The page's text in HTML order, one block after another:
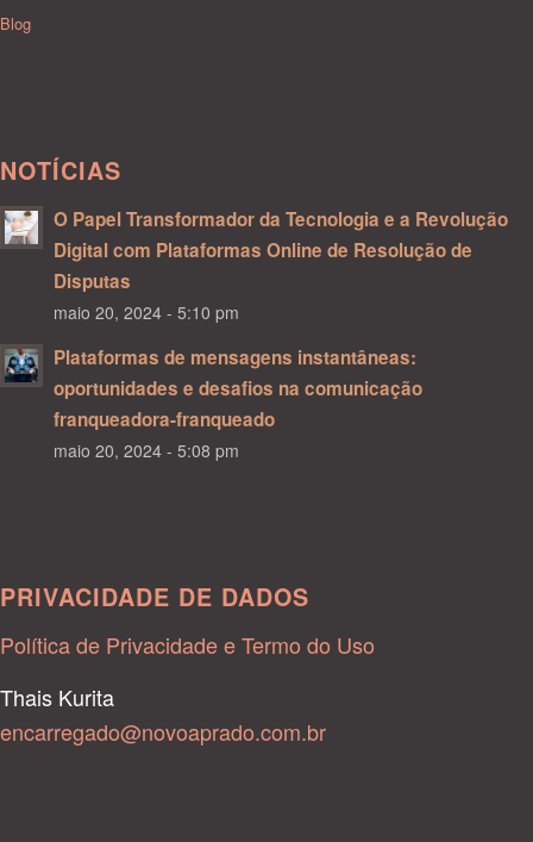
Blog
NOTÍCIAS
O Papel Transformador da Tecnologia e a Revolução
Digital com Plataformas Online de Resolução de
Disputas
maio 20, 2024 - 5:10 pm
Plataformas de mensagens instantâneas:
oportunidades e desafios na comunicação
franqueadora-franqueado
maio 20, 2024 - 5:08 pm
PRIVACIDADE DE DADOS
Política de Privacidade e Termo do Uso
Thais Kurita
encarregado@novoaprado.com.br